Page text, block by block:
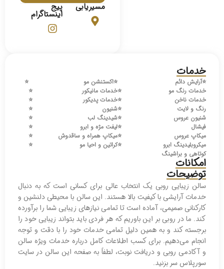
مسیریابی
پیج
اینستاگرام
خدمات
⭐️آرایش دائم ⭐️اکستنشن مو
⭐️
خدمات رنگ مو
⭐️خدمات مانیکور
⭐️
خدمات ناخن
⭐️خدمات پدیکور
⭐️
رنگ و لایت
⭐️شنیون
⭐️
شنیون عروس
⭐️شیدینگ لب
⭐️
فیشال
⭐️لیفت مژه و ابرو
⭐️
میکاپ عروس
⭐️میکاپ همراه و ساقدوش
⭐️
میکروبلیدینگ ابرو
⭐️کراتین و احیا مو
⭐️
کوتاهی و براشینگ
امکانات
توضیحات
سالن زیبایی روبی یک انتخاب عالی برای کسانی است که به دنبال
خدمات آرایشی با کیفیت بالا هستند. این سالن با محیطی دلنشین و
کارکنانی صمیمی، آماده است تا تمامی نیازهای زیبایی شما را برآورده
کند. ما در روبی بر این باوریم که هر فردی باید بتواند زیبایی خود را
برجسته کند و به همین دلیل تمامی خدمات خود را با دقت و توجه
انجام می‌دهیم. برای کسب اطلاعات کامل درباره خدمات ویژه سالن
و آکادمی روبی و دریافت نوبت، لطفاً به صفحه این سالن در سایت
سورپلاس سر بزنید.